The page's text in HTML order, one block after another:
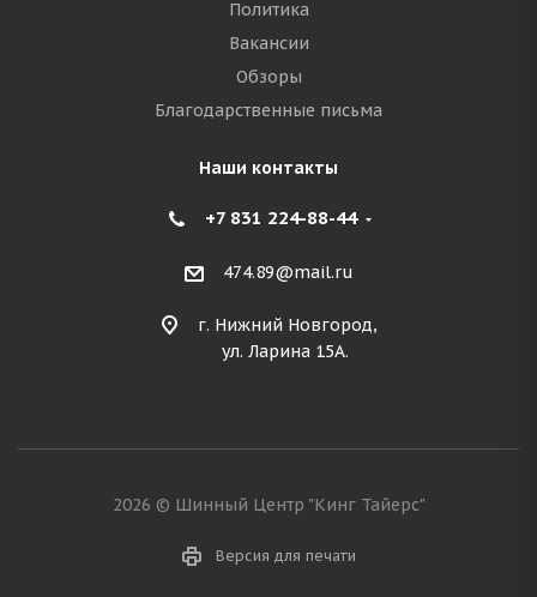
Политика
Вакансии
Обзоры
Благодарственные письма
Наши контакты
+7 831 224-88-44
474.89@mail.ru
г. Нижний Новгород,
ул. Ларина 15А.
2026 © Шинный Центр "Кинг Тайерс"
Версия для печати